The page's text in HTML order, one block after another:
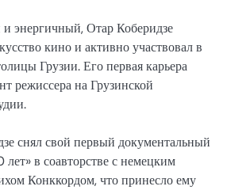
энергичный, Отар Коберидзе
кино и активно участвовал в
Грузии. Его первая карьера
режиссера на Грузинской
снял свой первый документальный
в соавторстве с немецким
Конккордом, что принесло ему